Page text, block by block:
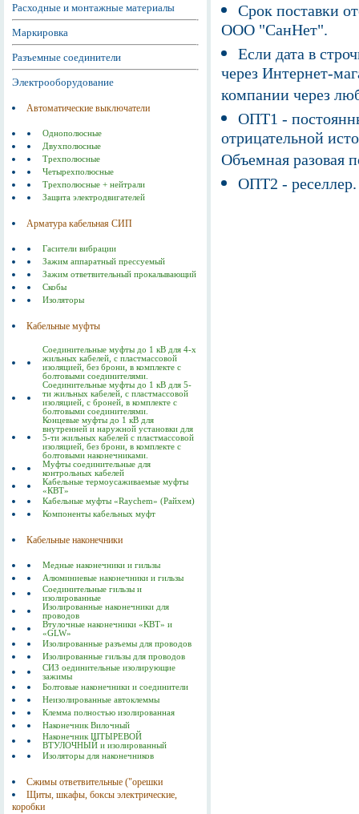
Расходные и монтажные материалы
Маркировка
Разъемные соединители
Электрооборудование
Автоматические выключатели
Однополюсные
Двухполюсные
Трехполюсные
Четырехполюсные
Трехполюсные + нейтрали
Защита электродвигателей
Арматура кабельная СИП
Гасители вибрации
Зажим аппаратный прессуемый
Зажим ответвительный прокалывающий
Скобы
Изоляторы
Кабельные муфты
Соединительные муфты до 1 кВ для 4-х
жильных кабелей, с пластмассовой
изоляцией, без брони, в комплекте с
болтовыми соединителями.
Соединительные муфты до 1 кВ для 5-
ти жильных кабелей, с пластмассовой
изоляцией, с броней, в комплекте с
болтовыми соединителями.
Концевые муфты до 1 кВ для
внутренней и наружной установки для
5-ти жильных кабелей с пластмассовой
изоляцией, без брони, в комплекте с
болтовыми наконечниками.
Муфты соединительные для
контрольных кабелей
Кабельные термоусаживаемые муфты
«КВТ»
Кабельные муфты «Raychem» (Райхем)
Компоненты кабельных муфт
Кабельные наконечники
Медные наконечники и гильзы
Алюминиевые наконечники и гильзы
Соединительные гильзы и
изолированные
Изолированные наконечники для
проводов
Втулочные наконечники «КВТ» и
«GLW»
Изолированные разъемы для проводов
Изолированные гильзы для проводов
СИЗ оединительные изолирующие
зажимы
Болтовые наконечники и соединители
Неизолированные автоклеммы
Клемма полностью изолированная
Наконечник Вилочный
Наконечник ШТЫРЕВОЙ
ВТУЛОЧНЫЙ и изолированный
Изоляторы для наконечников
Сжимы ответвительные ("орешки
Щиты, шкафы, боксы электрические,
коробки
Срок поставки
ООО "СанНет".
Если дата в
через Интернет-
компании через
ОПТ1 -
отрицательной
Объемная разовая
ОПТ2 -